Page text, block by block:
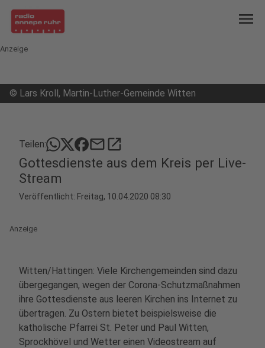
menu
Anzeige
© Lars Kroll, Martin-Luther-Gemeinde Witten
Teilen: mailopen_in_new
Gottesdienste aus dem Kreis per Live-
Stream
Veröffentlicht: Freitag, 10.04.2020 08:30
Anzeige
Witten/Hattingen: Viele Kirchengemeinden sind dazu
übergegangen, wegen der Corona-Schutzmaßnahmen
ihre Gottesdienste aus leeren Kirchen ins Internet zu
übertragen. Zu Ostern bietet beispielsweise die
katholische Pfarrei St. Peter und Paul Witten,
Sprockhövel und Wetter einen Videostream auf